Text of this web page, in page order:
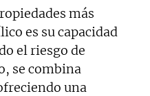
más
es su capacidad
el riesgo de
se combina
una